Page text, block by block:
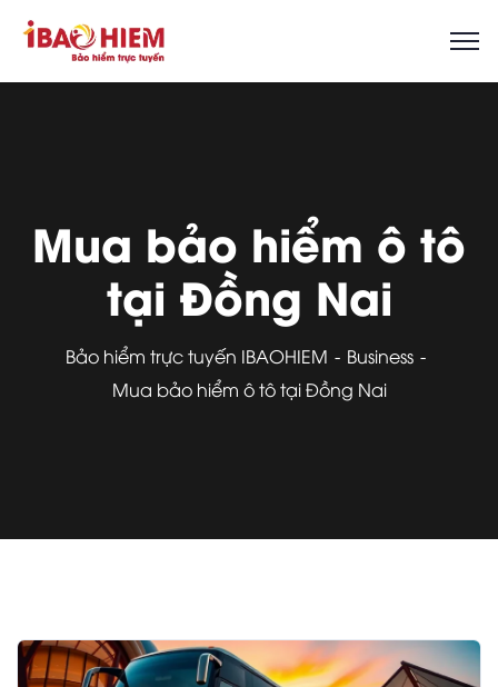
Mua bảo hiểm ô tô
tại Đồng Nai
Bảo hiểm trực tuyến IBAOHIEM
Business
Mua bảo hiểm ô tô tại Đồng Nai